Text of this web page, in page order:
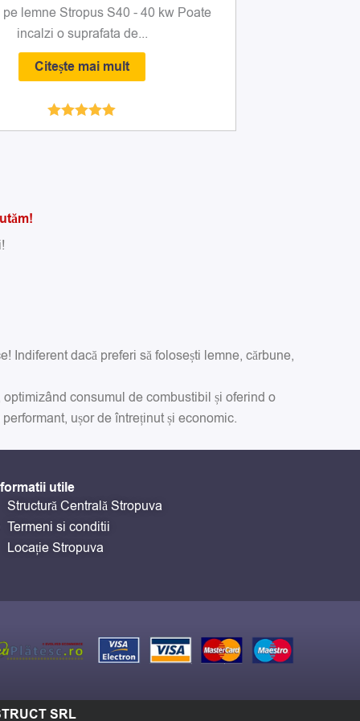
pe lemne Stropus S40 - 40 kw Poate
incalzi o suprafata de...
Citește mai mult
Evaluat la
dacă preferi să folosești lemne, cărbune,
consumul de combustibil și oferind o
ușor de întreținut și economic.
utile
Structură Centrală Stropuva
Termeni si conditii
Locație Stropuva
SRL